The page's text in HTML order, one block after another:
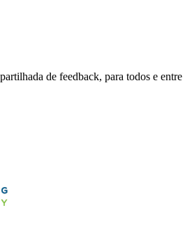
de feedback, para todos e entre